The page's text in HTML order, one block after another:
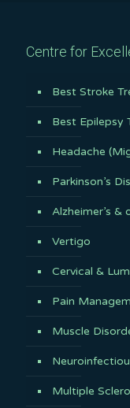
Centre for
Best Stroke
Best Epilepsy
Headache
Parkinson’s
Alzheimer’s &
Vertigo
Cervical &
Pain
Muscle
Multiple